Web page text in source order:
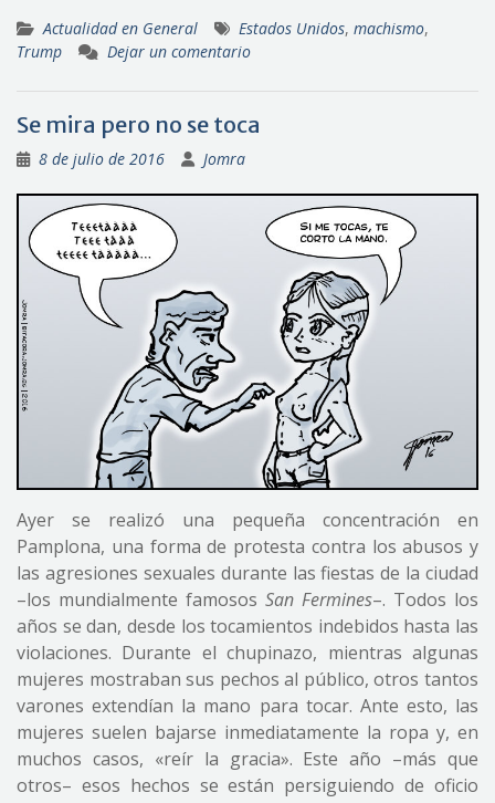
Actualidad en General Estados Unidos, machismo,
Trump
Dejar un comentario
Se mira pero no se toca
8 de julio de 2016 Jomra
Ayer se realizó una pequeña concentración en
Pamplona, una forma de protesta contra los abusos y
las agresiones sexuales durante las fiestas de la ciudad
–los mundialmente famosos San Fermines–. Todos los
años se dan, desde los tocamientos indebidos hasta las
violaciones. Durante el chupinazo, mientras algunas
mujeres mostraban sus pechos al público, otros tantos
varones extendían la mano para tocar. Ante esto, las
mujeres suelen bajarse inmediatamente la ropa y, en
muchos casos, «reír la gracia». Este año –más que
otros– esos hechos se están persiguiendo de oficio